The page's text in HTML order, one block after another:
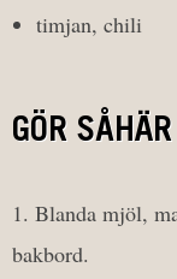
timjan, chili
GÖR SÅHÄR
Blanda mjöl,
bakbord.